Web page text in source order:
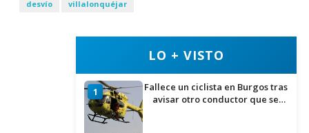
desvío villalonquéjar
LO + VISTO
1
Fallece un ciclista en Burgos tras
avisar otro conductor que se